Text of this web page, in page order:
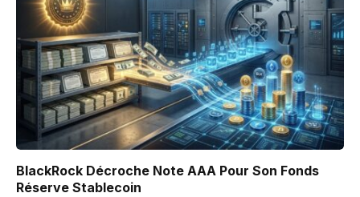
BlackRock Décroche Note AAA Pour Son Fonds
Réserve Stablecoin